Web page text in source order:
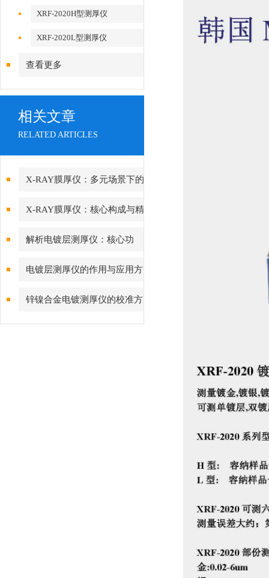
XRF-2020H型测厚仪
XRF-2020L型测厚仪
查看更多
相关文章
RELATED ARTICLES
X-RAY膜厚仪：多元场景下的
精准检测边界
X-RAY膜厚仪：核心构成与精
密协作的科技密码
解析电镀层测厚仪：核心功
能、行业应用与技术亮点
电镀层测厚仪的作用与应用方
向分析
锌镍合金电镀测厚仪的校准方
法与重要性